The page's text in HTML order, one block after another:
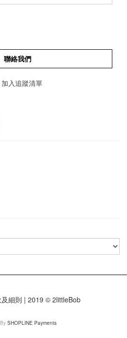
聯絡我們
加入追蹤清單
細則 | 2019 © 2littleBob
SHOPLINE Payments